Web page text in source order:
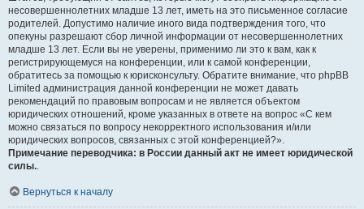
несовершеннолетних младше 13 лет, иметь на это письменное согласие
родителей. Допустимо наличие иного вида подтверждения того, что
опекуны разрешают сбор личной информации от несовершеннолетних
младше 13 лет. Если вы не уверены, применимо ли это к вам, как к
регистрирующемуся на конференции, или к самой конференции,
обратитесь за помощью к юрисконсульту. Обратите внимание, что phpBB
Limited администрация данной конференции не может давать
рекомендаций по правовым вопросам и не является объектом
юридических отношений, кроме указанных в ответе на вопрос «С кем
можно связаться по вопросу некорректного использования и/или
юридических вопросов, связанных с этой конференцией?».
Примечание переводчика: в России данный акт не имеет юридической
силы..
Вернуться к началу